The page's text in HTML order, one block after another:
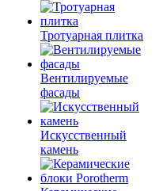
Тротуарная плитка
Вентилируемые
фасады
Искусственный
камень